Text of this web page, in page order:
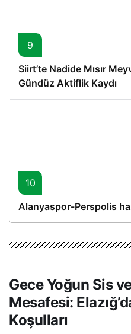
9
Siirt’te Nadide Mısır
Gündüz Aktiflik Kaydı
10
Alanyaspor-Perspolis
Gece Yoğun Sis
Mesafesi:
Koşulları